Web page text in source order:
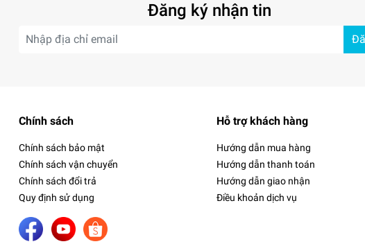
Đăng ký nhận tin
Chính sách
Chính sách bảo mật
Chính sách vận chuyển
Chính sách đổi trả
Quy định sử dụng
Hỗ trợ khách hàng
Hướng dẫn mua hàng
Hướng dẫn thanh toán
Hướng dẫn giao nhận
Điều khoản dịch vụ